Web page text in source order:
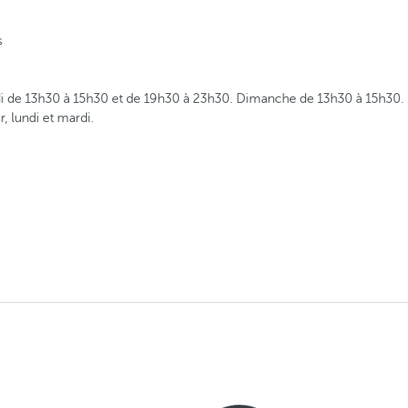
13h30 à 15h30 et de 19h30 à 23h30. Dimanche de 13h30 à 15h30.
lundi et mardi.